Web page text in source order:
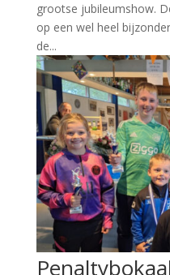
grootse jubileumshow.
op een wel heel
de...